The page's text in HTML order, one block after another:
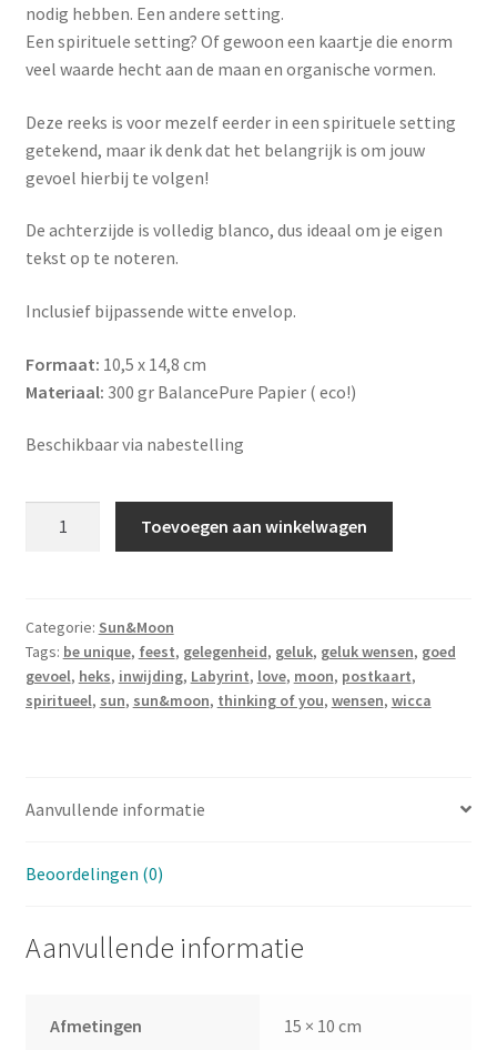
nodig hebben. Een andere setting.
Een spirituele setting? Of gewoon een kaartje die enorm
veel waarde hecht aan de maan en organische vormen.
Deze reeks is voor mezelf eerder in een spirituele setting
getekend, maar ik denk dat het belangrijk is om jouw
gevoel hierbij te volgen!
De achterzijde is volledig blanco, dus ideaal om je eigen
tekst op te noteren.
Inclusief bijpassende witte envelop.
Formaat: 10,5 x 14,8 cm
Materiaal: 300 gr BalancePure Papier ( eco!)
Beschikbaar via nabestelling
Moon
7
aantal
Toevoegen aan winkelwagen
Categorie: Sun&Moon
Tags: be unique, feest, gelegenheid, geluk, geluk wensen, goed
gevoel, heks, inwijding, Labyrint, love, moon, postkaart,
spiritueel, sun, sun&moon, thinking of you, wensen, wicca
Aanvullende informatie
Beoordelingen (0)
Aanvullende informatie
Afmetingen 15 × 10 cm